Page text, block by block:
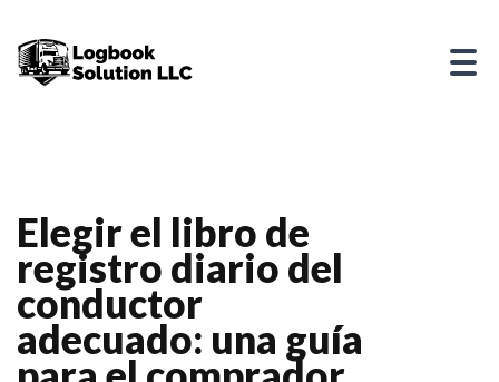
Elegir el libro de
registro diario del
conductor
adecuado: una guía